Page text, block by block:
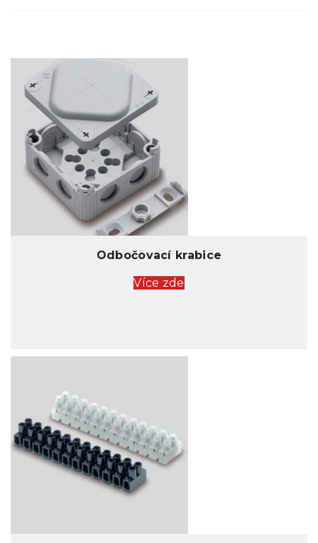
Odbočovací krabice
Více zde